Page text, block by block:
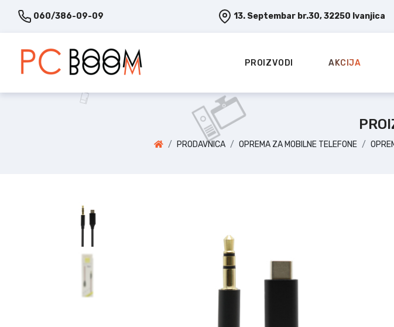
060/386-09-09 13. Septembar br.30, 32250 Ivanjica
PROIZVODI AKCIJA
PRODAVNICA OPREMA ZA MOBILNE TELEFONE